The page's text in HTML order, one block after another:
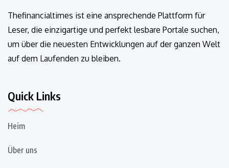
Thefinancialtimes ist eine ansprechende Plattform für
Leser, die einzigartige und perfekt lesbare Portale suchen,
um über die neuesten Entwicklungen auf der ganzen Welt
auf dem Laufenden zu bleiben.
Quick Links
Heim
Über uns